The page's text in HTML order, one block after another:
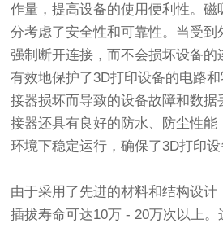
作量，提高设备的使用便利性。磁
分考虑了安全性和可靠性。当受到
强制断开连接，而不会损坏设备的
有效地保护了3D打印设备的电路
接器损坏而导致的设备故障和数据
接器还具有良好的防水、防尘性能
环境下稳定运行，确保了3D打印设
由于采用了先进的材料和结构设计
插拔寿命可达10万 - 20万次以上